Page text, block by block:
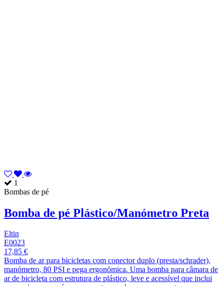
1
Bombas de pé
Bomba de pé Plástico/Manómetro Preta
Eltin
E0023
17,85 €
Bomba de ar para bicicletas com conector duplo (presta/schrader),
manómetro, 80 PSI e pega ergonómica. Uma bomba para câmara de
ar de bicicleta com estrutura de plástico, leve e acessível que inclui